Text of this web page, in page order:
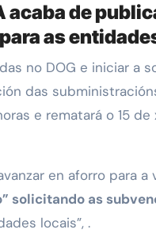
acaba de
as
das
e rematará o 15
en aforro para a
solicitando as
locais”, .